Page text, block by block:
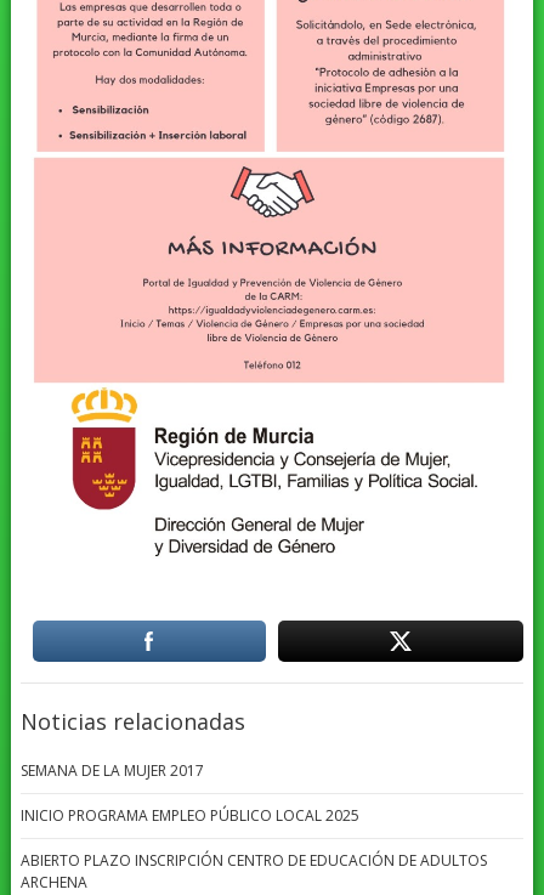
Noticias relacionadas
SEMANA DE LA MUJER 2017
INICIO PROGRAMA EMPLEO PÚBLICO LOCAL 2025
ABIERTO PLAZO INSCRIPCIÓN CENTRO DE EDUCACIÓN DE ADULTOS
ARCHENA